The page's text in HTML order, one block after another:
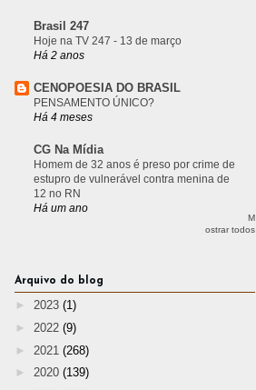
Brasil 247
Hoje na TV 247 - 13 de março
Há 2 anos
CENOPOESIA DO BRASIL
PENSAMENTO ÚNICO?
Há 4 meses
CG Na Mídia
Homem de 32 anos é preso por crime de
estupro de vulnerável contra menina de
12 no RN
Há um ano
M
ostrar todos
Arquivo do blog
► 2023 (1)
► 2022 (9)
► 2021 (268)
► 2020 (139)